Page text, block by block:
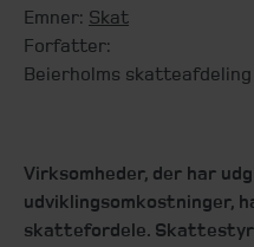
Emner: Skat
Forfatter:
Beierholms skatteafdeling
Virksomheder, der har
udviklingsomkostninger,
skattefordele.